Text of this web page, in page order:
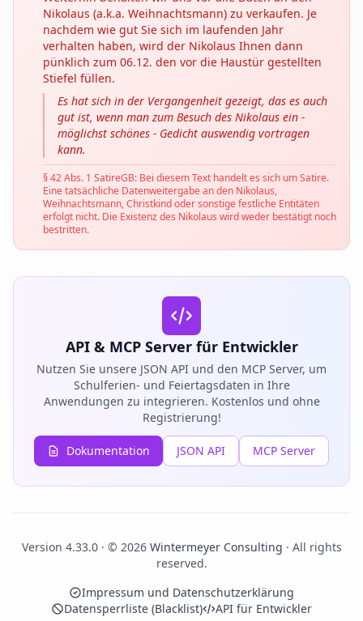
Nikolaus (a.k.a. Weihnachtsmann) zu verkaufen. Je
nachdem wie gut Sie sich im laufenden Jahr
verhalten haben, wird der Nikolaus Ihnen dann
pünklich zum 06.12. den vor die Haustür gestellten
Stiefel füllen.
Es hat sich in der Vergangenheit gezeigt, das es auch
gut ist, wenn man zum Besuch des Nikolaus ein -
möglichst schönes - Gedicht auswendig vortragen
kann.
§ 42 Abs. 1 SatireGB: Bei diesem Text handelt es sich um Satire.
Eine tatsächliche Datenweitergabe an den Nikolaus,
Weihnachtsmann, Christkind oder sonstige festliche Entitäten
erfolgt nicht. Die Existenz des Nikolaus wird weder bestätigt noch
bestritten.
API & MCP Server für Entwickler
Nutzen Sie unsere JSON API und den MCP Server, um
Schulferien- und Feiertagsdaten in Ihre
Anwendungen zu integrieren. Kostenlos und ohne
Registrierung!
Dokumentation JSON API MCP Server
Version 4.33.0 · © 2026 Wintermeyer Consulting · All rights
reserved.
Impressum und Datenschutzerklärung
Datensperrliste (Blacklist)
API für Entwickler